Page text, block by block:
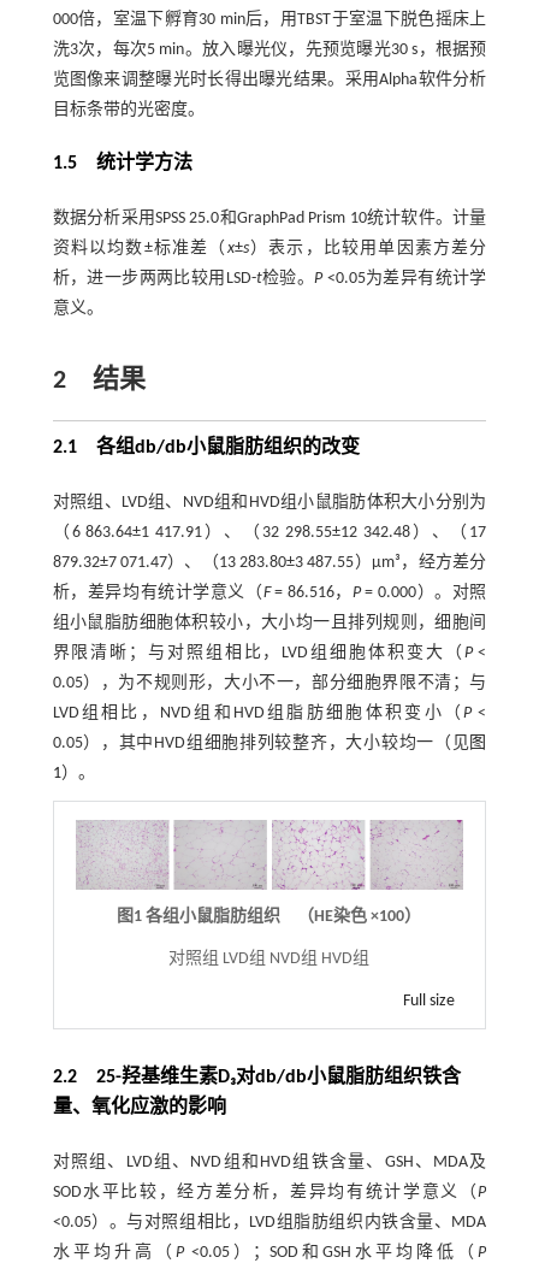
000倍，室温下孵育30 min后，用TBST于室温下脱色摇床上
洗3次，每次5 min。放入曝光仪，先预览曝光30 s，根据预
览图像来调整曝光时长得出曝光结果。采用Alpha软件分析
目标条带的光密度。
1.5 统计学方法
数据分析采用SPSS 25.0和GraphPad Prism 10统计软件。计量
资料以均数±标准差（ x±s）表示，比较用单因素方差分
析，进一步两两比较用LSD-t检验。P<0.05为差异有统计学
意义。
2 结果
2.1 各组db/db小鼠脂肪组织的改变
对照组、LVD组、NVD组和HVD组小鼠脂肪体积大小分别为
（6 863.64±1 417.91）、（32 298.55±12 342.48）、（17
879.32±7 071.47）、（13 283.80±3 487.55）μm³，经方差分
析，差异均有统计学意义（F= 86.516， P= 0.000）。对照
组小鼠脂肪细胞体积较小，大小均一且排列规则，细胞间
界限清晰；与对照组相比，LVD组细胞体积变大（ P<
0.05），为不规则形，大小不一，部分细胞界限不清；与
LVD组相比，NVD组和HVD组脂肪细胞体积变小（P<
0.05），其中HVD组细胞排列较整齐，大小较均一（见图
1）。
图1 各组小鼠脂肪组织 （HE染色 ×100）
对照组 LVD组 NVD组 HVD组
Full size
2.2 25-羟基维生素D₃对db/db小鼠脂肪组织铁含
量、氧化应激的影响
对照组、LVD组、NVD组和HVD组铁含量、GSH、MDA及
SOD水平比较，经方差分析，差异均有统计学意义（P
<0.05）。与对照组相比，LVD组脂肪组织内铁含量、MDA
水平均升高（ P<0.05）；SOD和GSH水平均降低（P